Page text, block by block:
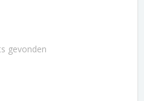
gevonden